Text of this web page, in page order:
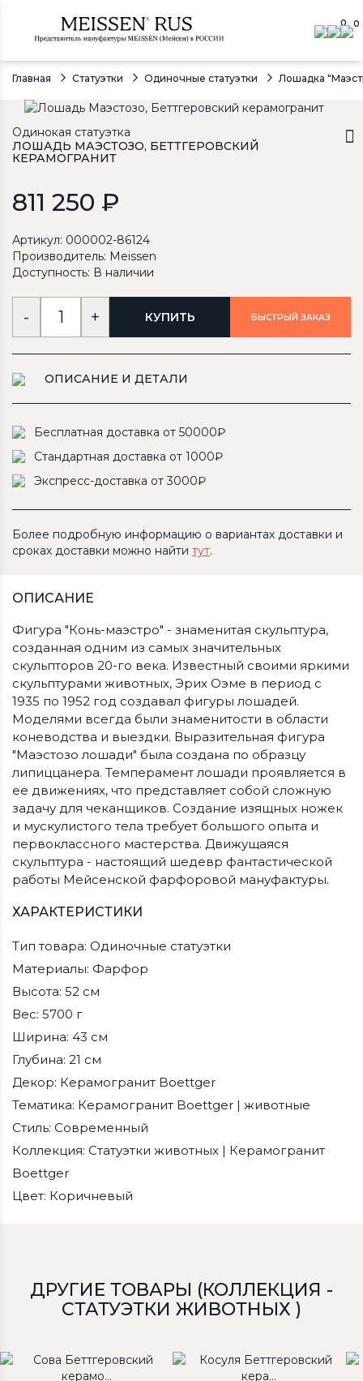
0 0
Главная Статуэтки Одиночные статуэтки Лошадка
Одинокая статуэтка
ЛОШАДЬ МАЭСТОЗО, БЕТТГЕРОВСКИЙ
КЕРАМОГРАНИТ
811 250 ₽
Артикул: 000002-86124
Производитель: Meissen
Доступность: В наличии
- + КУПИТЬ БЫСТРЫЙ ЗАКАЗ
ОПИСАНИЕ И ДЕТАЛИ
Бесплатная доставка от 50000₽
Стандартная доставка от 1000₽
Экспресс-доставка от 3000₽
Более подробную информацию о вариантах доставки и
сроках доставки можно найти тут.
ОПИСАНИЕ
Фигура "Конь-маэстро" - знаменитая скульптура,
созданная одним из самых значительных
скульпторов 20-го века. Известный своими яркими
скульптурами животных, Эрих Оэме в период с
1935 по 1952 год создавал фигуры лошадей.
Моделями всегда были знаменитости в области
коневодства и выездки. Выразительная фигура
"Маэстозо лошади" была создана по образцу
липиццанера. Темперамент лошади проявляется в
ее движениях, что представляет собой сложную
задачу для чеканщиков. Создание изящных ножек
и мускулистого тела требует большого опыта и
первоклассного мастерства. Движущаяся
скульптура - настоящий шедевр фантастической
работы Мейсенской фарфоровой мануфактуры.
ХАРАКТЕРИСТИКИ
Тип товара: Одиночные статуэтки
Материалы: Фарфор
Высота: 52 см
Вес: 5700 г
Ширина: 43 см
Глубина: 21 см
Декор: Керамогранит Boettger
Тематика: Керамогранит Boettger | животные
Стиль: Современный
Коллекция: Статуэтки животных | Керамогранит
Boettger
Цвет: Коричневый
ДРУГИЕ ТОВАРЫ (КОЛЛЕКЦИЯ -
СТАТУЭТКИ ЖИВОТНЫХ )